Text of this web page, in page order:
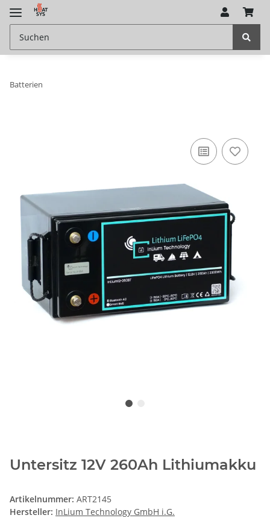
Batterien
Untersitz 12V 260Ah Lithiumakku
Artikelnummer: ART2145
Hersteller: InLium Technology GmbH i.G.